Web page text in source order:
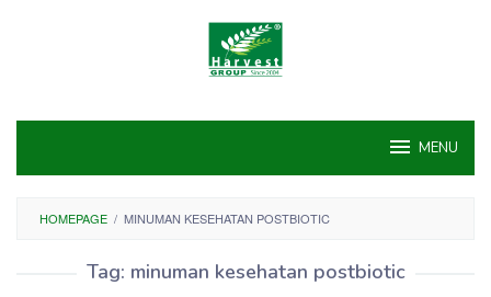
MENU
HOMEPAGE / MINUMAN KESEHATAN POSTBIOTIC
Tag: minuman kesehatan postbiotic